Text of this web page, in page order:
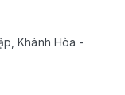
Khánh Hòa -